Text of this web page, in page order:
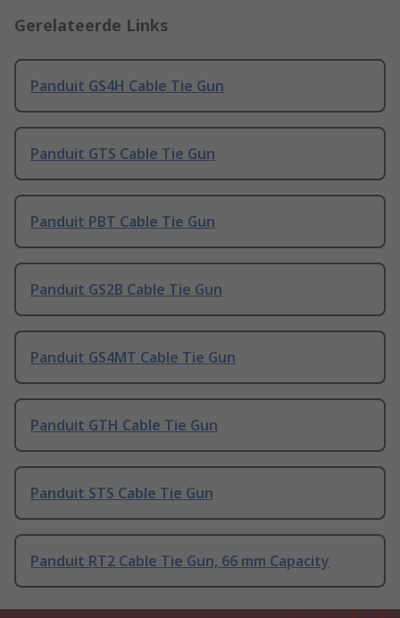
Gerelateerde Links
Panduit GS4H Cable Tie Gun
Panduit GTS Cable Tie Gun
Panduit PBT Cable Tie Gun
Panduit GS2B Cable Tie Gun
Panduit GS4MT Cable Tie Gun
Panduit GTH Cable Tie Gun
Panduit STS Cable Tie Gun
Panduit RT2 Cable Tie Gun, 66 mm Capacity